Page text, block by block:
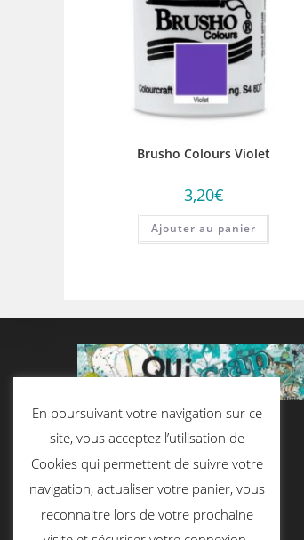
Brusho Colours Violet
3,20€
Ajouter au panier
En poursuivant votre navigation sur ce
site, vous acceptez l’utilisation de
Cookies qui permettent de suivre votre
navigation, actualiser votre panier, vous
reconnaitre lors de votre prochaine